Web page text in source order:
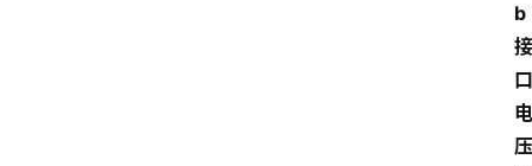
b
接
口
电
压